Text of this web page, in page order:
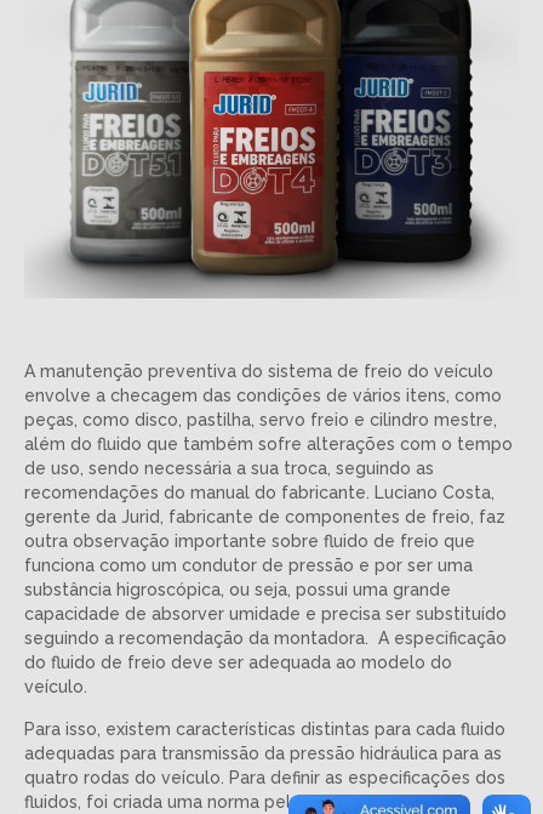
A manutenção preventiva do sistema de freio do veículo
envolve a checagem das condições de vários itens, como
peças, como disco, pastilha, servo freio e cilindro mestre,
além do fluido que também sofre alterações com o tempo
de uso, sendo necessária a sua troca, seguindo as
recomendações do manual do fabricante. Luciano Costa,
gerente da Jurid, fabricante de componentes de freio, faz
outra observação importante sobre fluido de freio que
funciona como um condutor de pressão e por ser uma
substância higroscópica, ou seja, possui uma grande
capacidade de absorver umidade e precisa ser substituído
seguindo a recomendação da montadora. A especificação
do fluido de freio deve ser adequada ao modelo do
veículo.
Para isso, existem características distintas para cada fluido
adequadas para transmissão da pressão hidráulica para as
quatro rodas do veículo. Para definir as especificações dos
fluidos, foi criada uma norma pelo Departament Of